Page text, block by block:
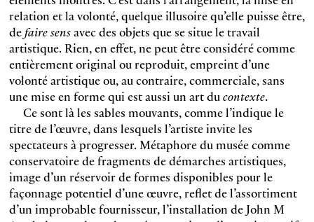
relation et la volonté, quelque illusoire qu’elle puisse être,
defaire sensavec des objets que se situe le travail
artistique. Rien, en effet, ne peut être considéré comme
entièrement original ou reproduit, empreint d’une
volonté artistique ou, au contraire, commerciale, sans
une mise en forme qui est aussi un art ducontexte.
Ce sont là les sables mouvants, comme l’indique le
titre de l’œuvre, dans lesquels l’artiste invite les
spectateurs à progresser. Métaphore du musée comme
conservatoire de fragments de démarches artistiques,
image d’un réservoir de formes disponibles pour le
façonnage potentiel d’une œuvre, reflet de l’assortiment
d’un improbable fournisseur, l’installation de John M